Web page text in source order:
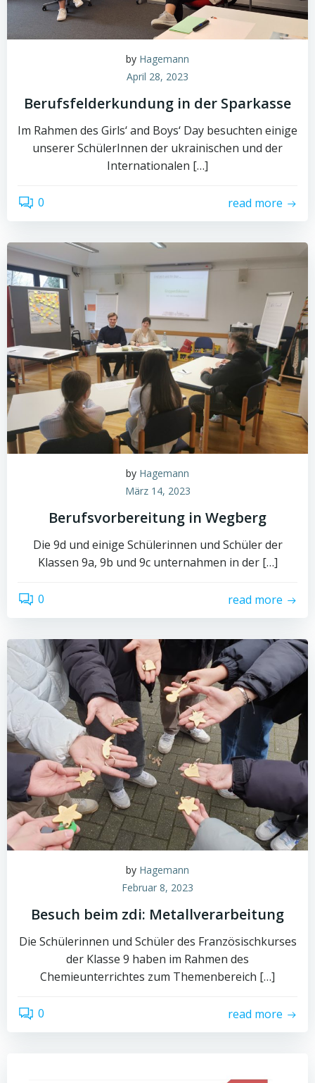
by Hagemann
April 28, 2023
Berufsfelderkundung in der Sparkasse
Im Rahmen des Girls‘ and Boys‘ Day besuchten einige
unserer SchülerInnen der ukrainischen und der
Internationalen […]
0 read more
by Hagemann
März 14, 2023
Berufsvorbereitung in Wegberg
Die 9d und einige Schülerinnen und Schüler der
Klassen 9a, 9b und 9c unternahmen in der […]
0 read more
by Hagemann
Februar 8, 2023
Besuch beim zdi: Metallverarbeitung
Die Schülerinnen und Schüler des Französischkurses
der Klasse 9 haben im Rahmen des
Chemieunterrichtes zum Themenbereich […]
0 read more